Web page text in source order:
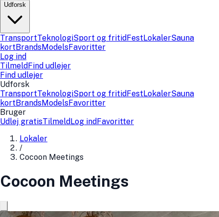
Udforsk
TransportTeknologiSport og fritidFestLokalerSauna
kortBrandsModelsFavoritter
Log ind
TilmeldFind udlejer
Find udlejer
Udforsk
TransportTeknologiSport og fritidFestLokalerSauna
kortBrandsModelsFavoritter
Bruger
Udlej gratisTilmeldLog indFavoritter
Lokaler
/
Cocoon Meetings
Cocoon Meetings